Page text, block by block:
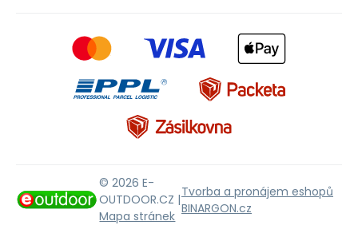
© 2026 E-
OUTDOOR.CZ |
Mapa stránek
Tvorba a pronájem eshopů
BINARGON.cz